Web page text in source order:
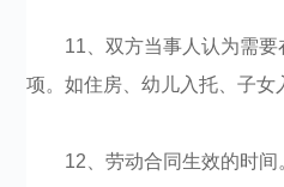
11、双方当事人认为需
项。如住房、幼儿入托、子女
12、劳动合同生效的时间